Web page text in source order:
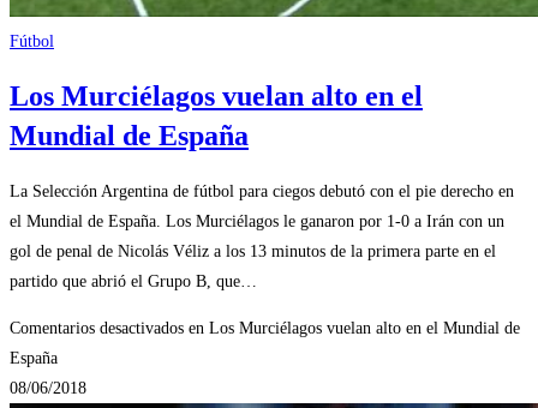
Fútbol
Los Murciélagos vuelan alto en el
Mundial de España
La Selección Argentina de fútbol para ciegos debutó con el pie derecho en
el Mundial de España. Los Murciélagos le ganaron por 1-0 a Irán con un
gol de penal de Nicolás Véliz a los 13 minutos de la primera parte en el
partido que abrió el Grupo B, que…
Comentarios desactivados en Los Murciélagos vuelan alto en el Mundial de
España
08/06/2018